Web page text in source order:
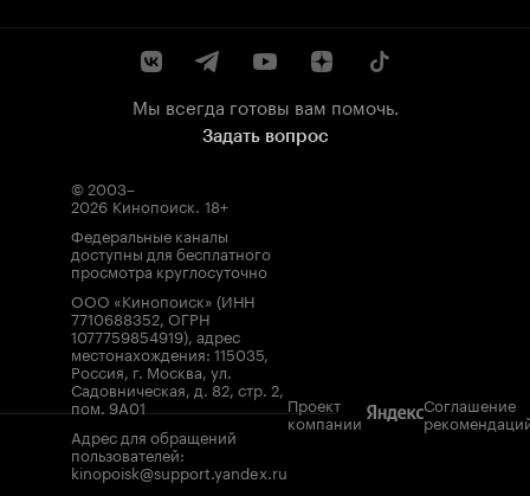
Мы всегда готовы вам помочь.
Задать вопрос
© 2003–
2026 Кинопоиск. 18+
Федеральные каналы
доступны для бесплатного
просмотра круглосуточно
ООО «Кинопоиск» (ИНН
7710688352, ОГРН
1077759854919), адрес
местонахождения: 115035,
Россия, г. Москва, ул.
Садовническая, д. 82, стр. 2,
пом. 9А01
Адрес для обращений
пользователей:
kinopoisk@support.yandex.ru
Проект
компании
Соглашение